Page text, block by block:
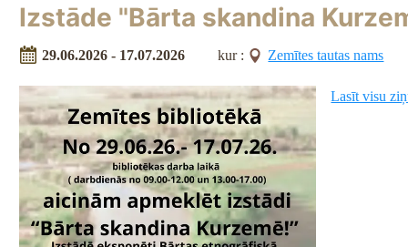
Izstāde "Bārta skandina
29.06.2026 - 17.07.2026 kur : Zemītes tautas nams
Lasīt visu